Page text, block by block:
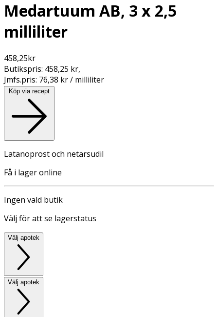
Medartuum AB, 3 x 2,5
milliliter
458,25kr
Butikspris: 458,25 kr,
Jmfs.pris: 76,38 kr / milliliter
Köp via recept
Latanoprost och netarsudil
Få i lager online
Ingen vald butik
Välj för att se lagerstatus
Välj apotek
Välj apotek